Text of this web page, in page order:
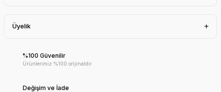
Üyelik
%100 Güvenilir
Ürünlerimiz %100 orijinaldir.
Değişim ve İade